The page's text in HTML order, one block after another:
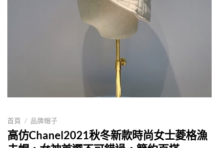
首頁 / 品牌帽子
高仿Chanel2021秋冬新款時尚女士菱格漁